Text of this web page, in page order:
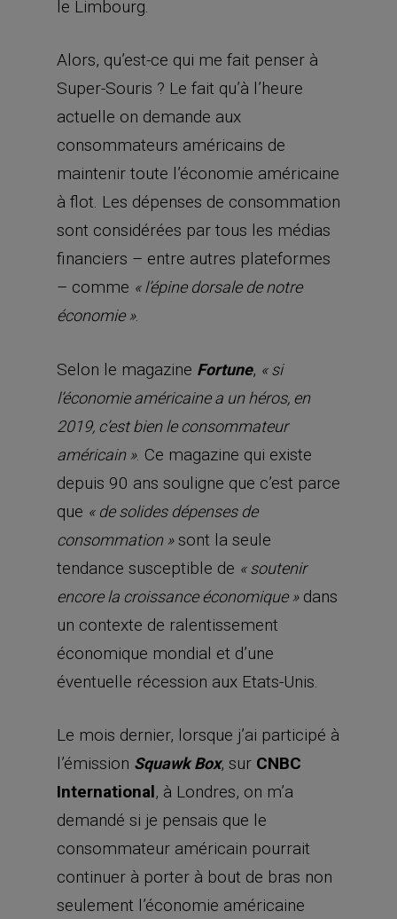
le Limbourg.
Alors, qu’est-ce qui me fait penser à
Super-Souris ? Le fait qu’à l’heure
actuelle on demande aux
consommateurs américains de
maintenir toute l’économie américaine
à flot. Les dépenses de consommation
sont considérées par tous les médias
financiers – entre autres plateformes
– comme « l’épine dorsale de notre
économie ».
Selon le magazine Fortune, « si
l’économie américaine a un héros, en
2019, c’est bien le consommateur
américain ». Ce magazine qui existe
depuis 90 ans souligne que c’est parce
que « de solides dépenses de
consommation »sont la seule
tendance susceptible de « soutenir
encore la croissance économique »dans
un contexte de ralentissement
économique mondial et d’une
éventuelle récession aux Etats-Unis.
Le mois dernier, lorsque j’ai participé à
l’émission Squawk Box, sur CNBC
International, à Londres, on m’a
demandé si je pensais que le
consommateur américain pourrait
continuer à porter à bout de bras non
seulement l’économie américaine